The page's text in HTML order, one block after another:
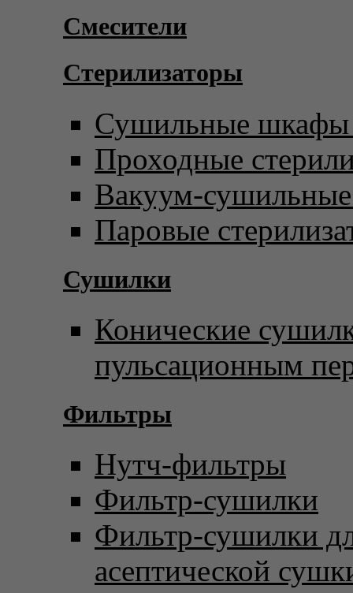
Смесители
Стерилизаторы
Сушильные шкафы
Проходные
Вакуум-
Паровые
Сушилки
Конические
пульсационным
Фильтры
Нутч-фильтры
Фильтр-сушилки
Фильтр-сушилки
асептической